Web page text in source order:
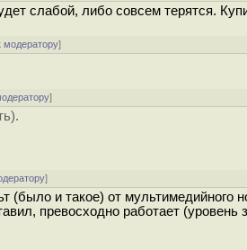
слабой, либо совсем терятся.
модератору]
]
]
(было и такое) от мультимедийного
превосходно работает (уровень